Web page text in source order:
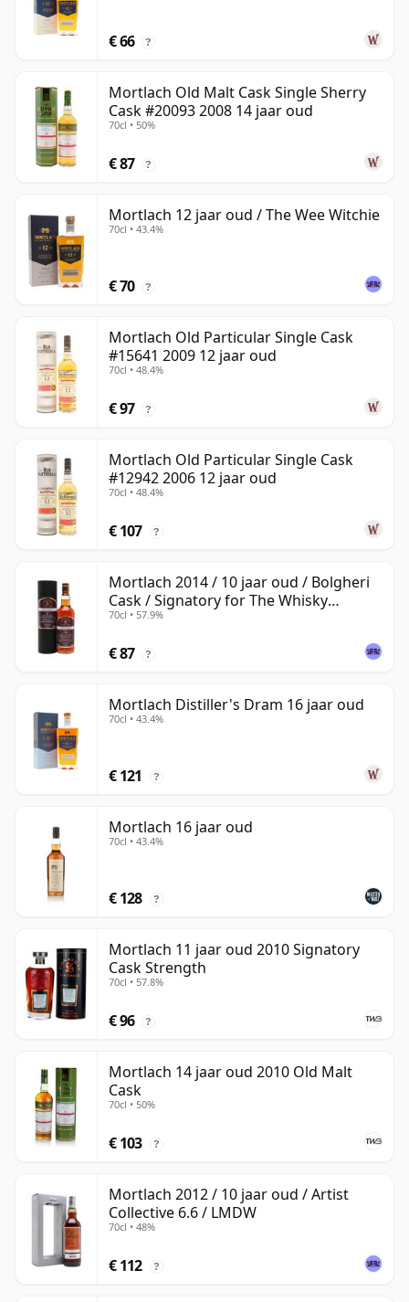
€ 66 ?
Mortlach Old Malt Cask Single Sherry
Cask #20093 2008 14 jaar oud
70cl • 50%
€ 87 ?
Mortlach 12 jaar oud / The Wee Witchie
70cl • 43.4%
€ 70 ?
Mortlach Old Particular Single Cask
#15641 2009 12 jaar oud
70cl • 48.4%
€ 97 ?
Mortlach Old Particular Single Cask
#12942 2006 12 jaar oud
70cl • 48.4%
€ 107 ?
Mortlach 2014 / 10 jaar oud / Bolgheri
Cask / Signatory for The Whisky
Exchange
70cl • 57.9%
€ 87 ?
Mortlach Distiller's Dram 16 jaar oud
70cl • 43.4%
€ 121 ?
Mortlach 16 jaar oud
70cl • 43.4%
€ 128 ?
Mortlach 11 jaar oud 2010 Signatory
Cask Strength
70cl • 57.8%
€ 96 ?
Mortlach 14 jaar oud 2010 Old Malt
Cask
70cl • 50%
€ 103 ?
Mortlach 2012 / 10 jaar oud / Artist
Collective 6.6 / LMDW
70cl • 48%
€ 112 ?